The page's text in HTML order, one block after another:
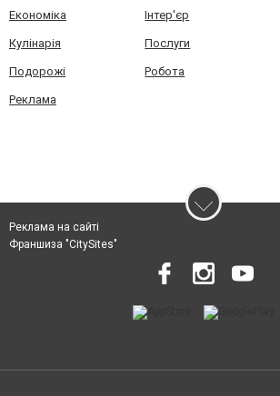
Економіка Інтер'єр
Кулінарія Послуги
Подорожі Робота
Реклама
Реклама на сайті
Франшиза "CitySites"